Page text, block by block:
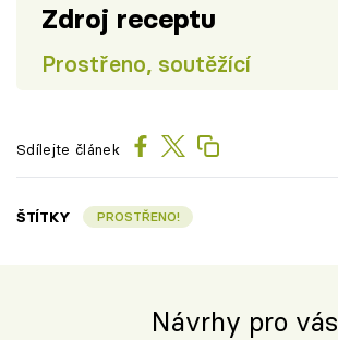
Zdroj receptu
Prostřeno, soutěžící
Sdílejte článek
ŠTÍTKY PROSTŘENO!
Návrhy pro vás